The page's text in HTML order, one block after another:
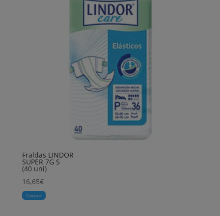
Fraldas LINDOR
SUPER 7G S
(40 uni)
16,65€
Comprar